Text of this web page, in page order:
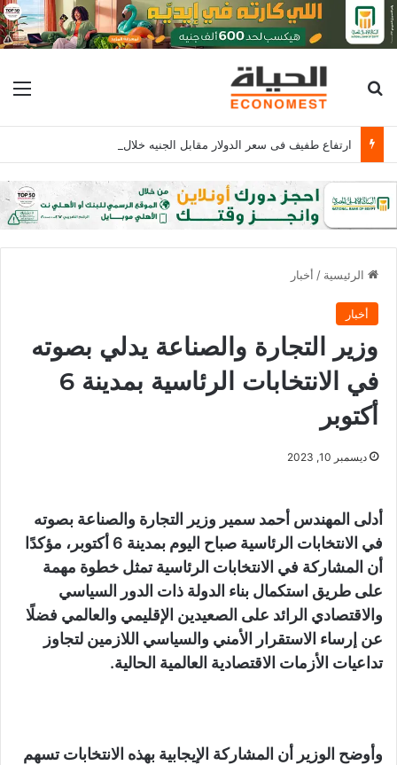
بحث عن
الرئيسية / أخبار
أخبار
وزير التجارة والصناعة يدلي بصوته
في الانتخابات الرئاسية بمدينة 6
أكتوبر
ديسمبر 10, 2023
أدلى المهندس أحمد سمير وزير التجارة والصناعة بصوته
في الانتخابات الرئاسية صباح اليوم بمدينة 6 أكتوبر، مؤكدًا
أن المشاركة في الانتخابات الرئاسية تمثل خطوة مهمة
على طريق استكمال بناء الدولة ذات الدور السياسي
والاقتصادي الرائد على الصعيدين الإقليمي والعالمي فضلًا
عن إرساء الاستقرار الأمني والسياسي اللازمين لتجاوز
تداعيات الأزمات الاقتصادية العالمية الحالية.
وأوضح الوزير أن المشاركة الإيجابية بهذه الانتخابات تسهم